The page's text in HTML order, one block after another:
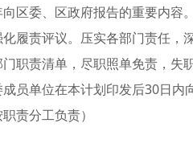
区委、区政府报告的重要内
履责评议。压实各部门责任
职责清单，尽职照单免责，
员单位在本计划印发后30日
责分工负责）